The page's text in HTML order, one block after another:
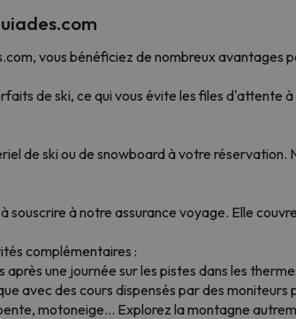
vous bénéficiez de nombreux avantages
de ski, ce qui vous évite les files d'attente
de ski ou de snowboard à votre
souscrire à notre assurance voyage. Elle
complémentaires :
une journée sur les pistes dans les
avec des cours dispensés par des moniteurs
motoneige... Explorez la montagne